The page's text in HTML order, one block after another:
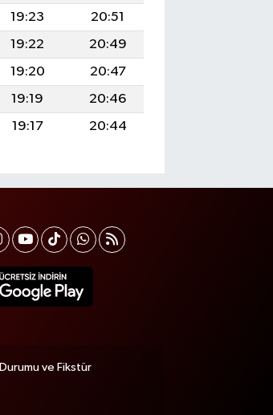
19:23
20:51
19:22
20:49
19:20
20:47
19:19
20:46
19:17 20:44
ve Fikstür